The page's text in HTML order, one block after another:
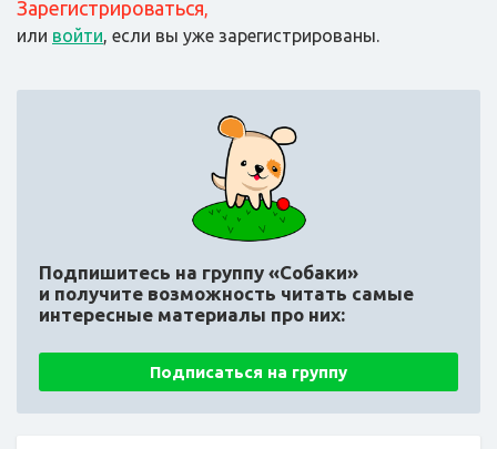
Зарегистрироваться
или войти , если вы уже зарегистрированы.
Подпишитесь на группу «Собаки»
и получите возможность читать самые
интересные материалы про них:
Подписаться на группу